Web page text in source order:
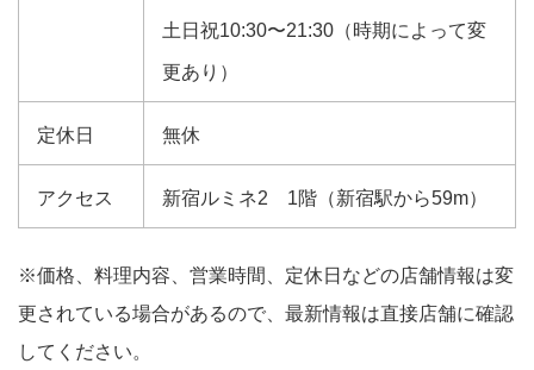
土日祝10:30〜21:30（時期によって変
更あり）
定休日 無休
アクセス 新宿ルミネ2 1階（新宿駅から59m）
※価格、料理内容、営業時間、定休日などの店舗情報は変
更されている場合があるので、最新情報は直接店舗に確認
してください。